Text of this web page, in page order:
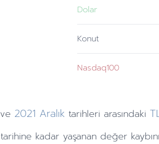
Dolar
Konut
Nasdaq100
ve 2021 Aralık tarihleri arasındaki
tarihine kadar yaşanan değer